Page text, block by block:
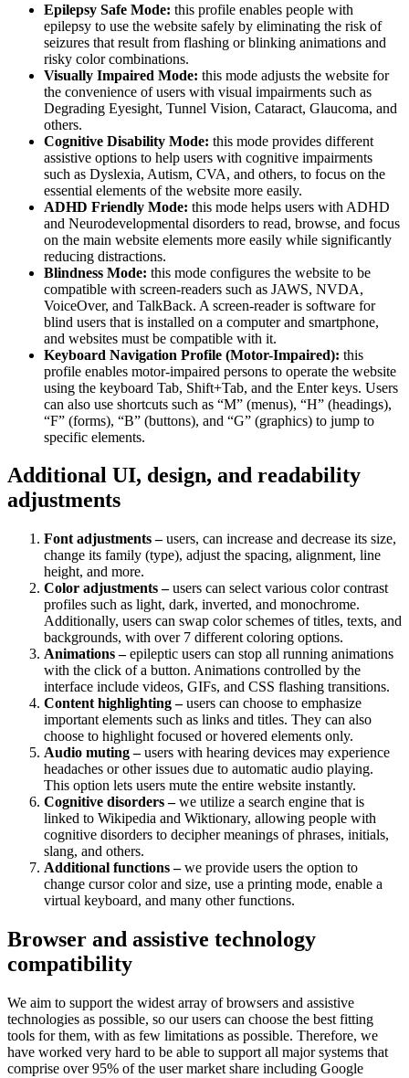
Epilepsy Safe Mode: this profile enables people with
epilepsy to use the website safely by eliminating the risk of
seizures that result from flashing or blinking animations and
risky color combinations.
Visually Impaired Mode: this mode adjusts the website for
the convenience of users with visual impairments such as
Degrading Eyesight, Tunnel Vision, Cataract, Glaucoma, and
others.
Cognitive Disability Mode: this mode provides different
assistive options to help users with cognitive impairments
such as Dyslexia, Autism, CVA, and others, to focus on the
essential elements of the website more easily.
ADHD Friendly Mode: this mode helps users with ADHD
and Neurodevelopmental disorders to read, browse, and focus
on the main website elements more easily while significantly
reducing distractions.
Blindness Mode: this mode configures the website to be
compatible with screen-readers such as JAWS, NVDA,
VoiceOver, and TalkBack. A screen-reader is software for
blind users that is installed on a computer and smartphone,
and websites must be compatible with it.
Keyboard Navigation Profile (Motor-Impaired): this
profile enables motor-impaired persons to operate the website
using the keyboard Tab, Shift+Tab, and the Enter keys. Users
can also use shortcuts such as “M” (menus), “H” (headings),
“F” (forms), “B” (buttons), and “G” (graphics) to jump to
specific elements.
Additional UI, design, and readability
adjustments
Font adjustments –users, can increase and decrease its size,
change its family (type), adjust the spacing, alignment, line
height, and more.
Color adjustments –users can select various color contrast
profiles such as light, dark, inverted, and monochrome.
Additionally, users can swap color schemes of titles, texts, and
backgrounds, with over 7 different coloring options.
Animations –epileptic users can stop all running animations
with the click of a button. Animations controlled by the
interface include videos, GIFs, and CSS flashing transitions.
Content highlighting –users can choose to emphasize
important elements such as links and titles. They can also
choose to highlight focused or hovered elements only.
Audio muting –users with hearing devices may experience
headaches or other issues due to automatic audio playing.
This option lets users mute the entire website instantly.
Cognitive disorders –we utilize a search engine that is
linked to Wikipedia and Wiktionary, allowing people with
cognitive disorders to decipher meanings of phrases, initials,
slang, and others.
Additional functions –we provide users the option to
change cursor color and size, use a printing mode, enable a
virtual keyboard, and many other functions.
Browser and assistive technology
compatibility
We aim to support the widest array of browsers and assistive
technologies as possible, so our users can choose the best fitting
tools for them, with as few limitations as possible. Therefore, we
have worked very hard to be able to support all major systems that
comprise over 95% of the user market share including Google